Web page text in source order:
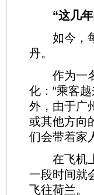
“这几年
如今，每
丹。
作为一名
化：“乘客
外，由于广
或其他方向
们会带着家
在飞机上
一段时间就
飞往荷兰。